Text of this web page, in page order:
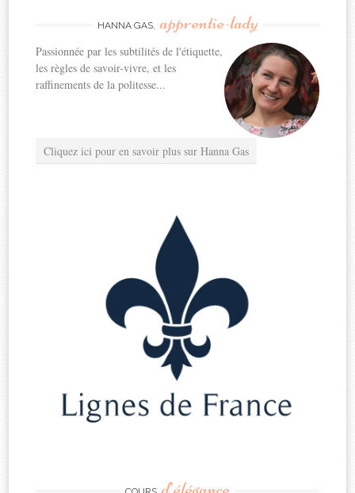
HANNA GAS, apprentie-lady
Passionnée par les subtilités de l'étiquette,
les règles de savoir-vivre, et les
raffinements de la politesse...
Cliquez ici pour en savoir plus sur Hanna Gas